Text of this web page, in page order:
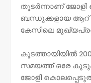
തുടർന്നാണ് ജോളി
ബന്ധുക്കളായ ആറ്
കേസിലെ
കൂടത്തായിയിൽ
സമയത്ത് ഒരേ
ജോളി